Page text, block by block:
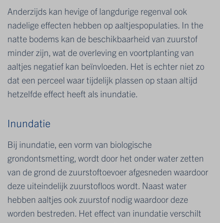
Anderzijds kan hevige of langdurige regenval ook
nadelige effecten hebben op aaltjespopulaties. In the
natte bodems kan de beschikbaarheid van zuurstof
minder zijn, wat de overleving en voortplanting van
aaltjes negatief kan beïnvloeden. Het is echter niet zo
dat een perceel waar tijdelijk plassen op staan altijd
hetzelfde effect heeft als inundatie.
Inundatie
Bij inundatie, een vorm van biologische
grondontsmetting, wordt door het onder water zetten
van de grond de zuurstoftoevoer afgesneden waardoor
deze uiteindelijk zuurstofloos wordt. Naast water
hebben aaltjes ook zuurstof nodig waardoor deze
worden bestreden. Het effect van inundatie verschilt